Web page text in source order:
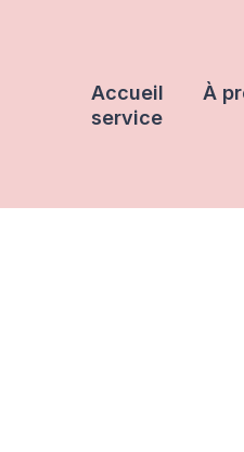
Accueil À
service